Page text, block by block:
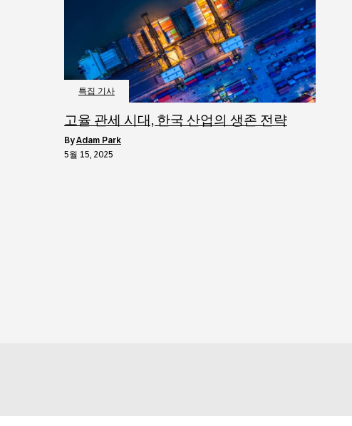
특집 기사
고율 관세 시대, 한국 산업의 생존 전략
byAdam Park
5월 15, 2025